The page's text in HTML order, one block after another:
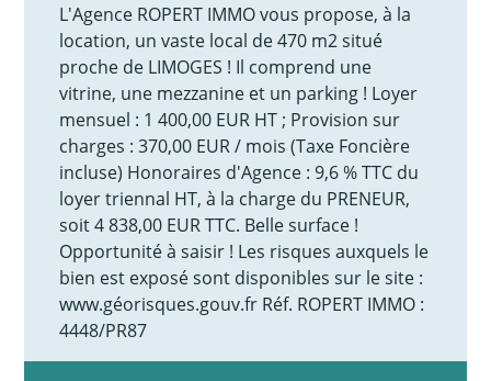
L'Agence ROPERT IMMO vous propose, à la
location, un vaste local de 470 m2 situé
proche de LIMOGES ! Il comprend une
vitrine, une mezzanine et un parking ! Loyer
mensuel : 1 400,00 EUR HT ; Provision sur
charges : 370,00 EUR / mois (Taxe Foncière
incluse) Honoraires d'Agence : 9,6 % TTC du
loyer triennal HT, à la charge du PRENEUR,
soit 4 838,00 EUR TTC. Belle surface !
Opportunité à saisir ! Les risques auxquels le
bien est exposé sont disponibles sur le site :
www.géorisques.gouv.fr Réf. ROPERT IMMO :
4448/PR87